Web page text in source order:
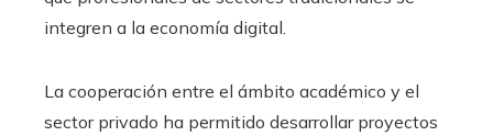
integren a la economía digital.
La cooperación entre el ámbito académico y el
sector privado ha permitido desarrollar proyectos